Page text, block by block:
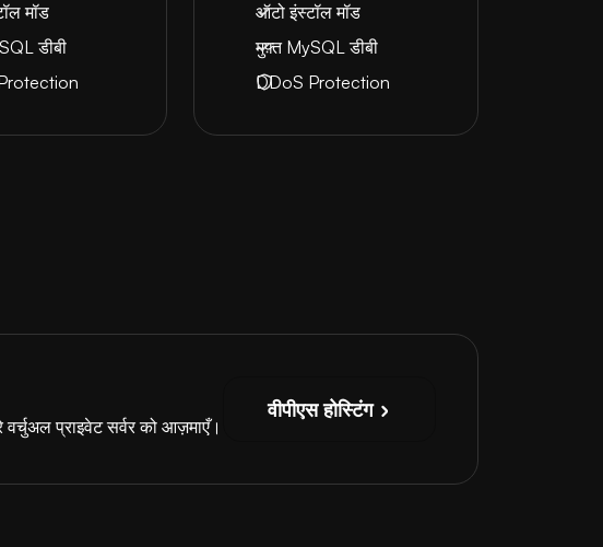
मॉड
डीबी
ऑटो इंस्टॉल मॉड
मुफ़्त MySQL डीबी
DDoS Protection
प्राइवेट सर्वर को आज़माएँ।
वीपीएस होस्टिंग